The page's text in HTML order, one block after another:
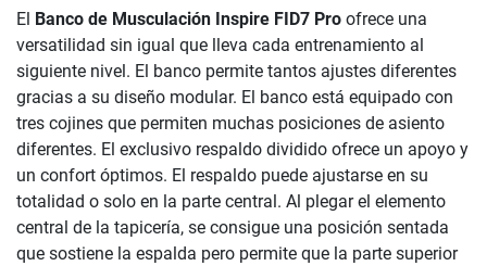
El Banco de Musculación Inspire FID7 Pro ofrece una
versatilidad sin igual que lleva cada entrenamiento al
siguiente nivel. El banco permite tantos ajustes diferentes
gracias a su diseño modular. El banco está equipado con
tres cojines que permiten muchas posiciones de asiento
diferentes. El exclusivo respaldo dividido ofrece un apoyo y
un confort óptimos. El respaldo puede ajustarse en su
totalidad o solo en la parte central. Al plegar el elemento
central de la tapicería, se consigue una posición sentada
que sostiene la espalda pero permite que la parte superior